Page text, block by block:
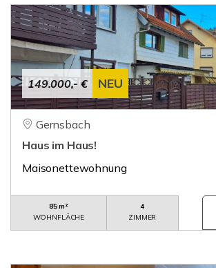
149.000,- € NEU
Gernsbach
Haus im Haus!
Maisonettewohnung
85 m²
WOHNFLÄCHE
4
ZIMMER